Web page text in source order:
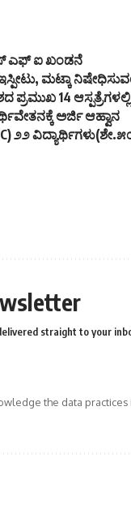
ಎಫ್ ಐ ಖಂಡನೆ
ಮಟ್ಕಾ
14 ಆಸ್ಪತ್ರೆಗಳಲ್ಲಿ
ಅರ್ಜಿ ಆಹ್ವಾನ
೨೨
straight to your
the data practices